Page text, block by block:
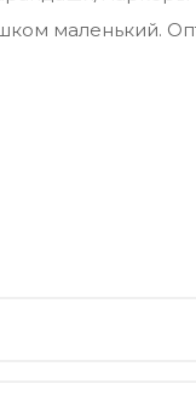
маленький.